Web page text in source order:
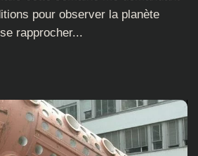
pour observer la planète
rapprocher...